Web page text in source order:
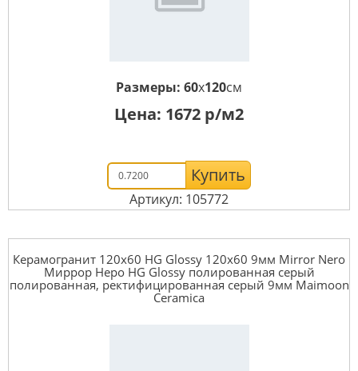
Размеры: 60x120см
Цена: 1672 р/м2
Купить
Артикул: 105772
Керамогранит 120x60 HG Glossy 120x60 9мм Mirror Nero
Миррор Неро HG Glossy полированная серый
полированная, ректифицированная серый 9мм Maimoon
Ceramica